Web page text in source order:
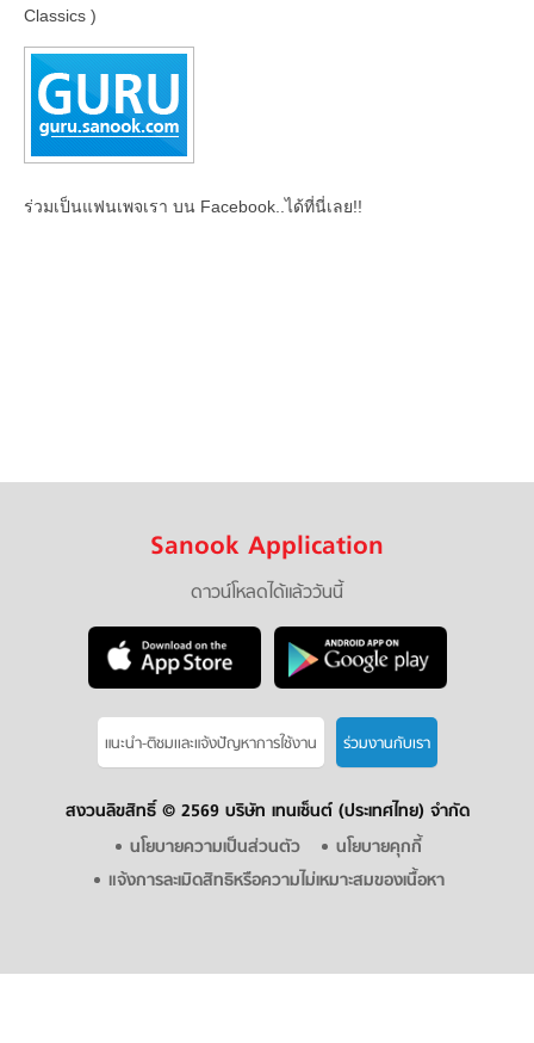
Classics )
ร่วมเป็นแฟนเพจเรา บน Facebook..ได้ที่นี่เลย!!
Sanook Application
ดาวน์โหลดได้แล้ววันนี้
แนะนำ-ติชมเเละแจ้งปัญหาการใช้งาน ร่วมงานกับเรา
สงวนลิขสิทธิ์ © 2569 บริษัท เทนเซ็นต์ (ประเทศไทย) จำกัด
นโยบายความเป็นส่วนตัว
นโยบายคุกกี้
แจ้งการละเมิดสิทธิหรือความไม่เหมาะสมของเนื้อหา